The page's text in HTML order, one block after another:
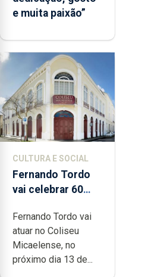
e muita paixão”
CULTURA E SOCIAL
Fernando Tordo
vai celebrar 60
no Coliseu
Micaelense
Fernando Tordo vai
atuar no Coliseu
Micaelense, no
próximo dia 13 de...